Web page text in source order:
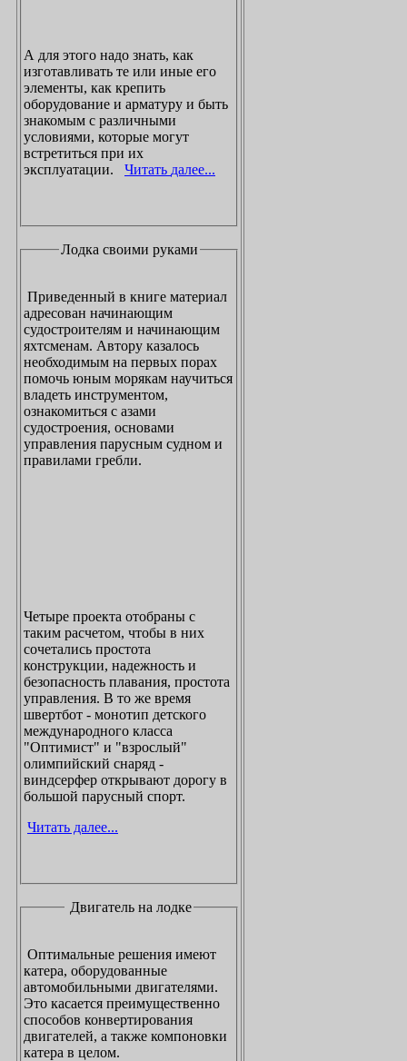
А для этого надо знать, как
изготавливать те или иные его
элементы, как крепить
оборудование и арматуру и быть
знакомым с различными
условиями, которые могут
встретиться при их
эксплуатации.
Читать далее...
Лодка своими руками
Приведенный в книге материал
адресован начинающим
судостроителям и начинающим
яхтсменам. Автору казалось
необходимым на первых порах
помочь юным морякам научиться
владеть инструментом,
ознакомиться с азами
судостроения, основами
управления парусным судном и
правилами гребли.
Четыре проекта отобраны с
таким расчетом, чтобы в них
сочетались простота
конструкции, надежность и
безопасность плавания, простота
управления. В то же время
швертбот - монотип детского
международного класса
"Оптимист" и "взрослый"
олимпийский снаряд -
виндсерфер открывают дорогу в
большой парусный спорт.
Читать далее...
Двигатель на лодке
Оптимальные решения имеют
катера, оборудованные
автомобильными двигателями.
Это касается преимущественно
способов конвертирования
двигателей, а также компоновки
катера в целом.